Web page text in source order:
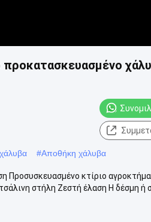
#Αποθήκη χάλυβα
κτίριο
στήλη Ζεστή έλαση H δέσμη ή